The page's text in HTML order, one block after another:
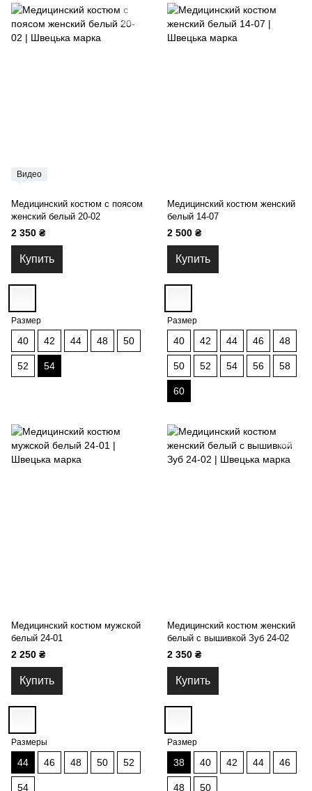
Видео
Медицинский костюм с поясом
женский белый 20-02
2 350 ₴
Купить
Размер
40 42 44 48 50
52 54
Медицинский костюм женский
белый 14-07
2 500 ₴
Купить
Размер
40 42 44 46 48
50 52 54 56 58
60
Медицинский костюм мужской
белый 24-01
2 250 ₴
Купить
Размеры
44 46 48 50 52
54
Медицинский костюм женский
белый с вышивкой Зуб 24-02
2 350 ₴
Купить
Размер
38 40 42 44 46
48 50